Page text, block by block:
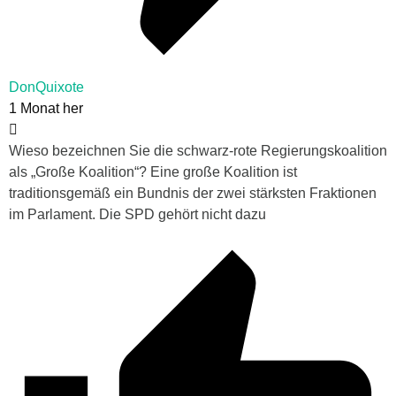
DonQuixote
1 Monat her
Wieso bezeichnen Sie die schwarz-rote Regierungskoalition
als „Große Koalition“? Eine große Koalition ist
traditionsgemäß ein Bundnis der zwei stärksten Fraktionen
im Parlament. Die SPD gehört nicht dazu